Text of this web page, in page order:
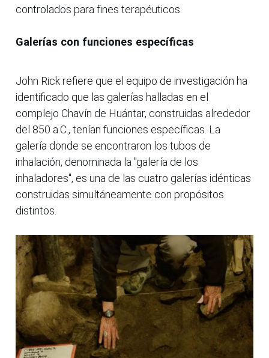
controlados para fines terapéuticos.
Galerías con funciones específicas
John Rick refiere que el equipo de investigación ha
identificado que las galerías halladas en el
complejo Chavín de Huántar, construidas alrededor
del 850 a.C., tenían funciones específicas. La
galería donde se encontraron los tubos de
inhalación, denominada la "galería de los
inhaladores", es una de las cuatro galerías idénticas
construidas simultáneamente con propósitos
distintos.